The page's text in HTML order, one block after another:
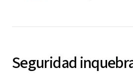
Seguridad